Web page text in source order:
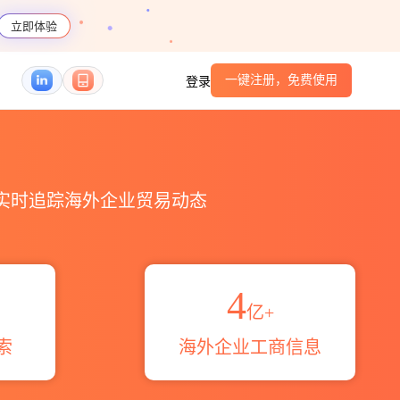
立即体验
登录 一键注册，免费使用
时追踪海外企业贸易动态
4亿+
海外企业工商信息